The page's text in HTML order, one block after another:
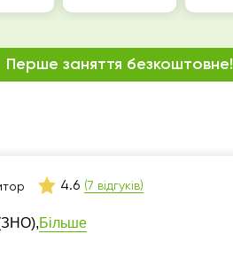
4.6 (7 відгуків)
Більше
Перше заняття безкоштовне!